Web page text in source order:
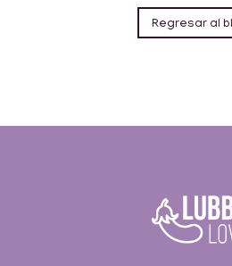
Regresar al